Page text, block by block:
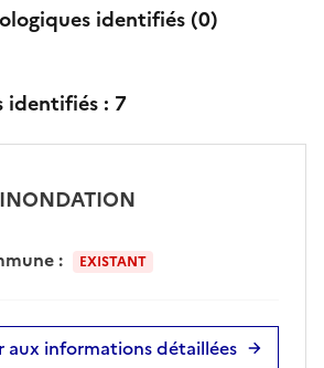
identifiés (0)
identifiés : 7
INONDATION
: EXISTANT
aux informations détaillées